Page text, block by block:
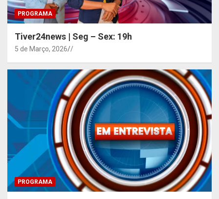
PROGRAMA
Tiver24news | Seg – Sex: 19h
5 de Março, 2026 /
PROGRAMA